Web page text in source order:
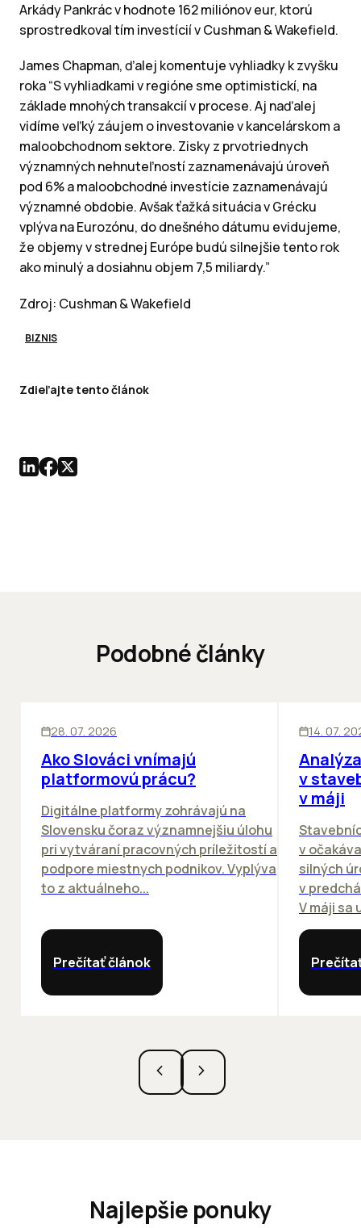
Arkády Pankrác v hodnote 162 miliónov eur, ktorú
sprostredkoval tím investícií v Cushman & Wakefield.
James Chapman, ďalej komentuje vyhliadky k zvyšku
roka “S vyhliadkami v regióne sme optimistickí, na
základe mnohých transakcií v procese. Aj naďalej
vidíme veľký záujem o investovanie v kancelárskom a
maloobchodnom sektore. Zisky z prvotriednych
významných nehnuteľností zaznamenávajú úroveň
pod 6% a maloobchodné investície zaznamenávajú
významné obdobie. Avšak ťažká situácia v Grécku
vplýva na Eurozónu, do dnešného dátumu evidujeme,
že objemy v strednej Európe budú silnejšie tento rok
ako minulý a dosiahnu objem 7,5 miliardy.”
Zdroj: Cushman & Wakefield
BIZNIS
Zdieľajte tento článok
Podobné články
28. 07. 2026
Ako Slováci vnímajú
platformovú prácu?
Digitálne platformy zohrávajú na
Slovensku čoraz významnejšiu úlohu
pri vytváraní pracovných príležitostí a
podpore miestnych podnikov. Vyplýva
to z aktuálneho...
Prečítať článok
14. 07.
v
v máji
v
silných
v
V máji sa
Najlepšie ponuky